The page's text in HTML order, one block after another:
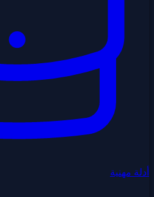
أدلة مهنية